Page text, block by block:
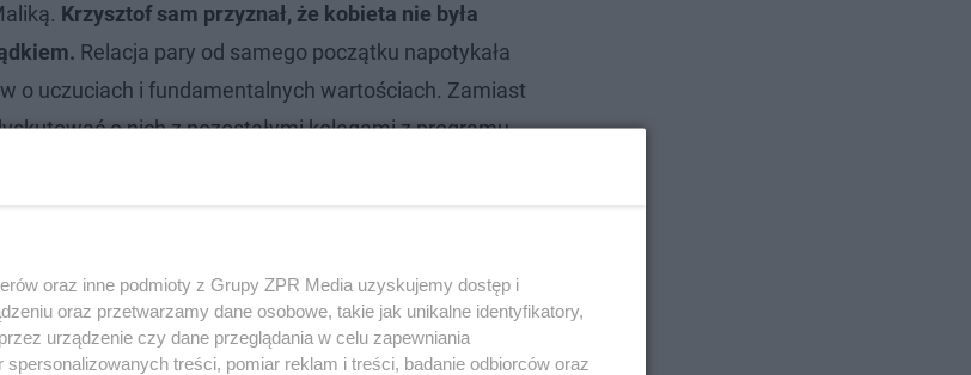
Krzysztof sam przyznał, że kobieta nie była
Relacja pary od samego początku napotykała
o uczuciach i fundamentalnych wartościach. Zamiast
o nich z pozostałymi kolegami z programu.
dążąc do tego, aby ich wspólne życie toczyło
Tak dba o relacje z
oraz inne podmioty z Grupy ZPR Media uzyskujemy dostęp i
oraz przetwarzamy dane osobowe, takie jak unikalne identyfikatory,
urządzenie czy dane przeglądania w celu zapewniania
treści, pomiar reklam i treści, badanie odbiorców oraz